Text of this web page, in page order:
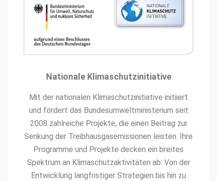
Nationale Klimaschutzinitiative
Mit der nationalen Kli­maschutzini­tia­tive ini­ti­iert
und fördert das Bun­desumwelt­min­is­teri­um seit
2008 zahlre­iche Pro­jek­te, die einen Beitrag zur
Senkung der Treib­haus­gase­mis­sio­nen leis­ten. Ihre
Pro­gramme und Pro­jek­te deck­en ein bre­ites
Spek­trum an Kli­maschutza­k­tiv­itäten ab: Von der
Entwick­lung langfristiger Strate­gien bis hin zu